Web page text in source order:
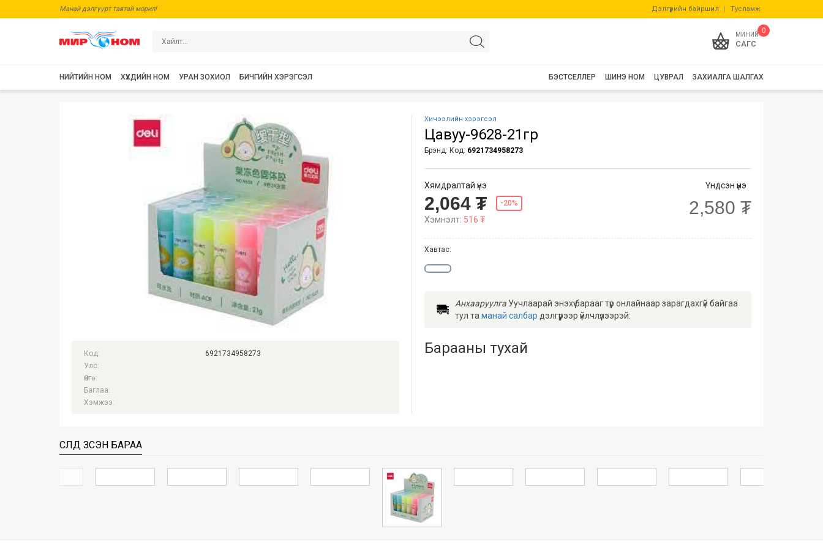
Манай дэлгүүрт тавтай морил! Дэлгүүрийн байршил | Тусламж
0
МИНИЙ
САГС
НИЙТИЙН НОМ ХҮҮХДИЙН НОМ УРАН ЗОХИОЛ БИЧГИЙН ХЭРЭГСЭЛ ЗАХИАЛГА ШАЛГАХ
ЦУВРАЛ
ШИНЭ НОМ
БЭСТСЕЛЛЕР
Код:
6921734958273
Улс:
Өнгө:
Баглаа:
Хэмжээ:
Хичээлийн хэрэгсэл
Цавуу-9628-21гр
Брэнд: Код: 6921734958273
Хямдралтай үнэ
2,064 ₮ -20%
Хэмнэлт: 516 ₮
Үндсэн үнэ
2,580 ₮
Хавтас:
АнхааруулгаУучлаарай энэхүү барааг түр онлайнаар зарагдахгүй байгаа
тул та манай салбар дэлгүүрээр үйлчлүүлээрэй:
Барааны тухай
СҮҮЛД ҮЗСЭН БАРАА